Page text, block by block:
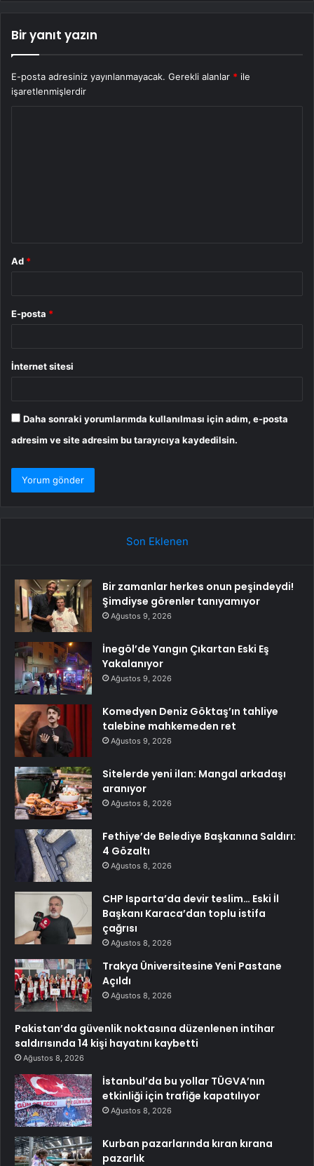
Bir yanıt yazın
E-posta adresiniz yayınlanmayacak. Gerekli alanlar * ile
işaretlenmişlerdir
Ad *
E-posta *
İnternet sitesi
Daha sonraki yorumlarımda kullanılması için adım, e-posta
adresim ve site adresim bu tarayıcıya kaydedilsin.
Son Eklenen
Bir zamanlar herkes onun peşindeydi!
Şimdiyse görenler tanıyamıyor
Ağustos 9, 2026
İnegöl’de Yangın Çıkartan Eski Eş
Yakalanıyor
Ağustos 9, 2026
Komedyen Deniz Göktaş’ın tahliye
talebine mahkemeden ret
Ağustos 9, 2026
Sitelerde yeni ilan: Mangal arkadaşı
aranıyor
Ağustos 8, 2026
Fethiye’de Belediye Başkanına Saldırı:
4 Gözaltı
Ağustos 8, 2026
CHP Isparta’da devir teslim… Eski İl
Başkanı Karaca’dan toplu istifa
çağrısı
Ağustos 8, 2026
Trakya Üniversitesine Yeni Pastane
Açıldı
Ağustos 8, 2026
Pakistan’da güvenlik noktasına düzenlenen intihar
saldırısında 14 kişi hayatını kaybetti
Ağustos 8, 2026
İstanbul’da bu yollar TÜGVA’nın
etkinliği için trafiğe kapatılıyor
Ağustos 8, 2026
Kurban pazarlarında kıran kırana
pazarlık